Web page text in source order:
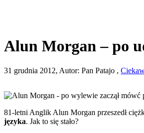
Alun Morgan – po
31 grudnia 2012, Autor: Pan Patajo ,
81-letni Anglik Alun Morgan przeszedł
języka. Jak to się stało?